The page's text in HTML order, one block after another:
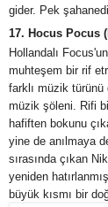
gider. Pek
17. Hocus Pocus
Hollandalı
muhteşem bir rif
farklı müzik türünü
müzik şöleni. Rifi
hafiften bokunu
yine de anılmaya
sırasında çıkan
yeniden
büyük kısmı bir